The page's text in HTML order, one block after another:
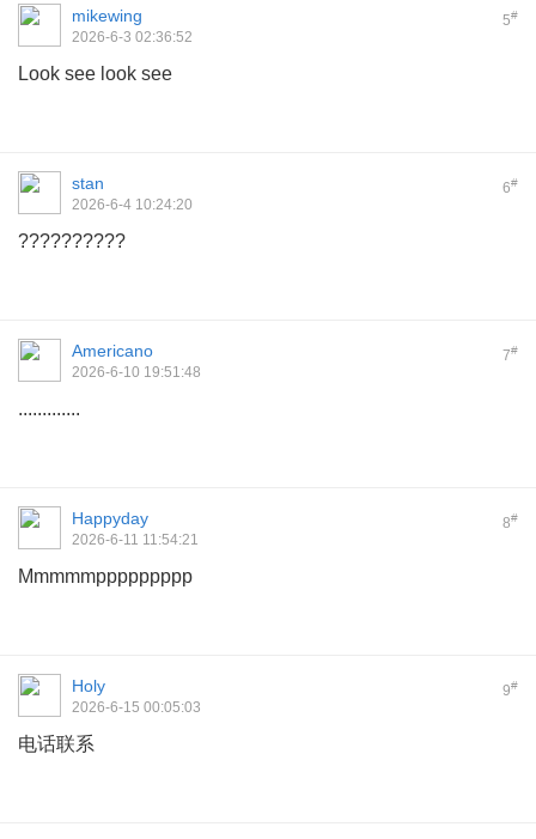
5#
mikewing
2026-6-3 02:36:52
Look see look see
6#
stan
2026-6-4 10:24:20
??????????
7#
Americano
2026-6-10 19:51:48
.............
8#
Happyday
2026-6-11 11:54:21
Mmmmmppppppppp
9#
Holy
2026-6-15 00:05:03
电话联系